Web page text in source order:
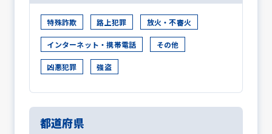
特殊詐欺 路上犯罪 放火・不審火
インターネット・携帯電話 その他
凶悪犯罪 強盗
都道府県